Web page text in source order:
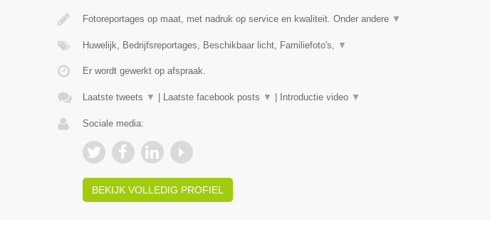
Fotoreportages op maat, met nadruk op service en kwaliteit. Onder andere ▼
Huwelijk, Bedrijfsreportages, Beschikbaar licht, Familiefoto's, ▼
Er wordt gewerkt op afspraak.
Laatste tweets ▼ Laatste facebook posts ▼ Introductie video ▼
Sociale media:
BEKIJK VOLLEDIG PROFIEL